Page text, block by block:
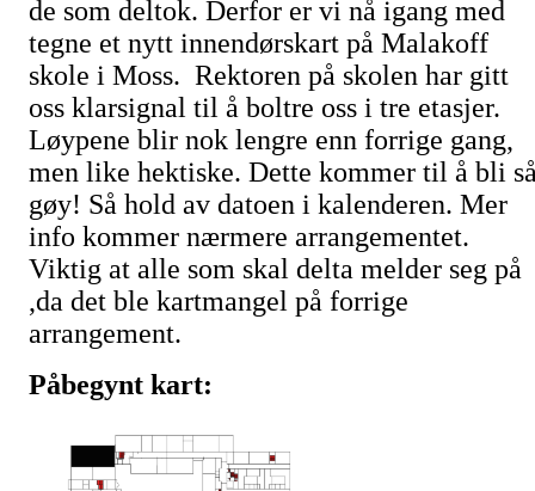
de som deltok. Derfor er vi nå igang med
tegne et nytt innendørskart på Malakoff
skole i Moss. Rektoren på skolen har gitt
oss klarsignal til å boltre oss i tre etasjer.
Løypene blir nok lengre enn forrige gang,
men like hektiske. Dette kommer til å bli
gøy! Så hold av datoen i kalenderen. Mer
info kommer nærmere arrangementet.
Viktig at alle som skal delta melder seg på
,da det ble kartmangel på forrige
arrangement.
Påbegynt kart: